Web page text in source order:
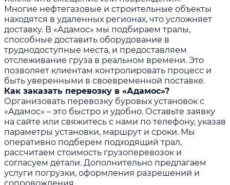
Многие нефтегазовые и строительные объекты
находятся в удаленных регионах, что усложняет
доставку. В «Адамос» мы подбираем тралы,
способные доставить оборудование в
труднодоступные места, и предоставляем
отслеживание груза в реальном времени. Это
позволяет клиентам контролировать процесс и
быть уверенными в своевременной поставке.
Как заказать перевозку в «Адамос»?
Организовать перевозку буровых установок с
«Адамос» – это быстро и удобно. Оставьте заявку
на сайте или свяжитесь с нами по телефону, указав
параметры установки, маршрут и сроки. Мы
оперативно подберем подходящий трал,
рассчитаем стоимость грузоперевозок и
согласуем детали. Дополнительно предлагаем
услуги погрузки, оформления разрешений и